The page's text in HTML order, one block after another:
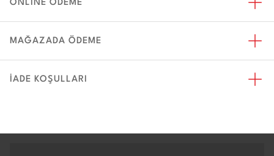
ONLINE ÖDEME
MAĞAZADA ÖDEME
İADE KOŞULLARI